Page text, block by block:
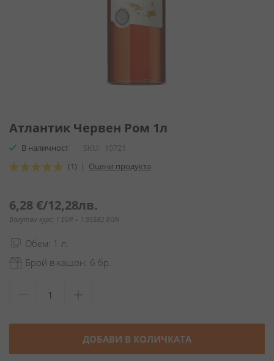
към
на
галерия
със
Атлантик Червен Ром 1л
В наличност SKU
10721
Оценка:
(1) | Оцени продукта
6,28 €/12,28лв.
Валутен курс: 1 EUR = 1.95583 BGN
Обем: 1 л.
Брой в кашон: 6 бр.
ДОБАВИ В КОЛИЧКАТА